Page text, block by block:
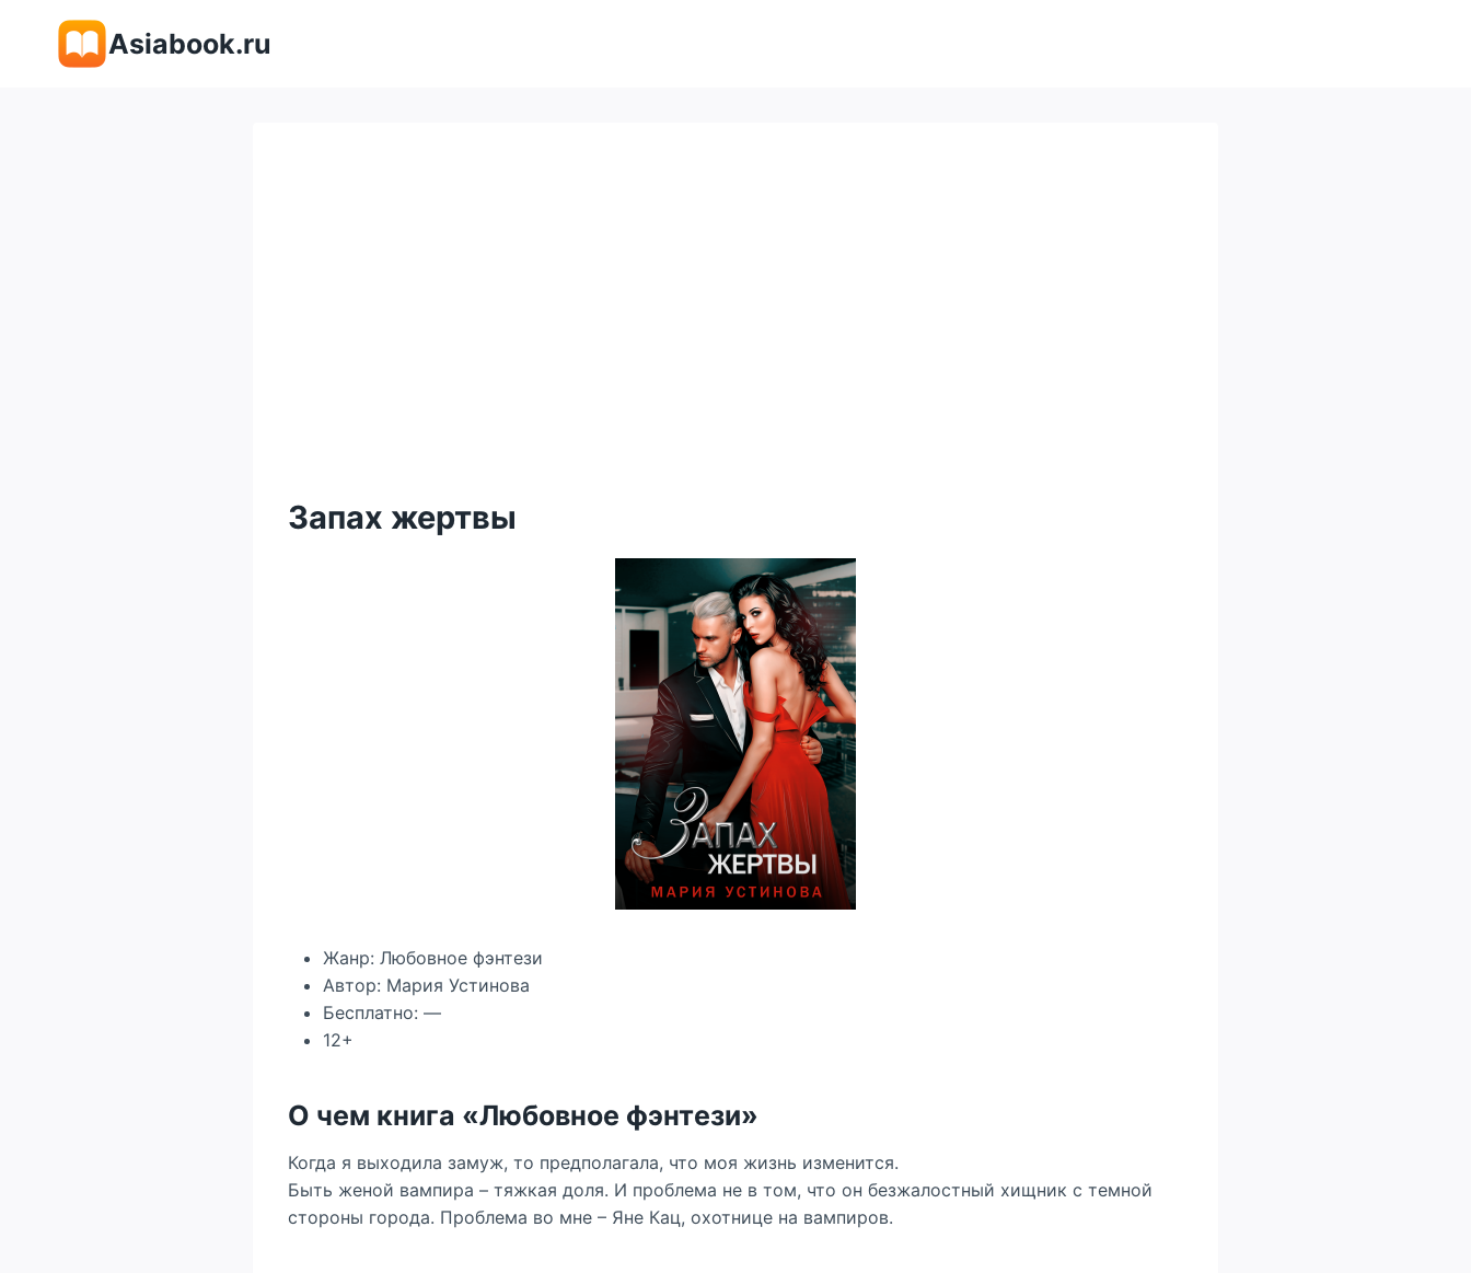
содержимому
Asiabook.ru
Запах жертвы
Жанр: Любовное фэнтези
Автор: Мария Устинова
Бесплатно: —
12+
О чем книга «Любовное фэнтези»
Когда я выходила замуж, то предполагала, что моя жизнь изменится.
Быть женой вампира – тяжкая доля. И проблема не в том, что он безжалостный хищник с темной
стороны города. Проблема во мне – Яне Кац, охотнице на вампиров.